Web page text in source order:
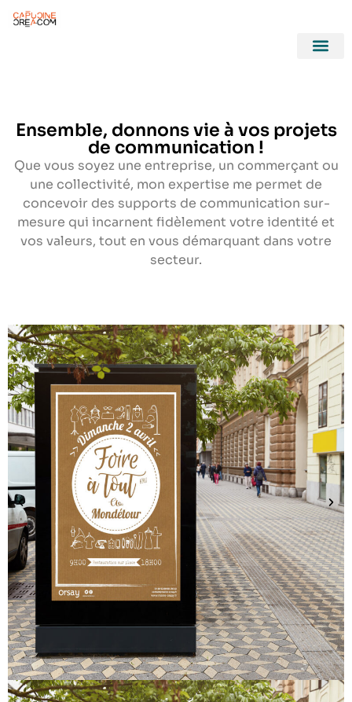
Ensemble, donnons vie à vos projets
de communication !
Que vous soyez une entreprise, un commerçant ou
une collectivité, mon expertise me permet de
concevoir des supports de communication sur-
mesure qui incarnent fidèlement votre identité et
vos valeurs, tout en vous démarquant dans votre
secteur.